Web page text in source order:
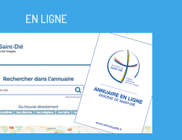
EN LIGNE